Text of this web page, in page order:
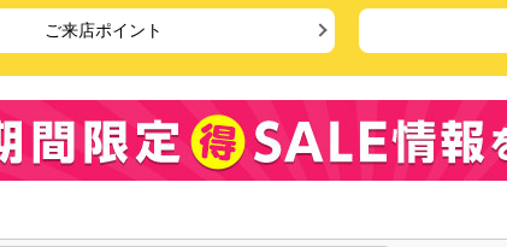
ご来店ポイント